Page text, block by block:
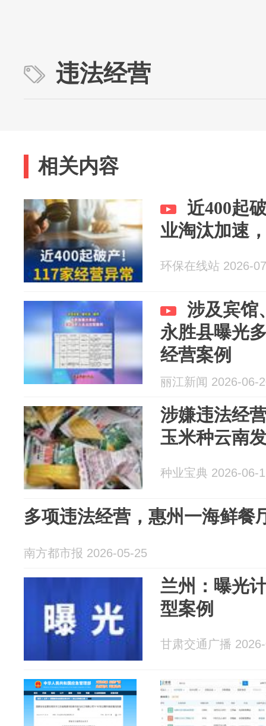
违法经营
相关内容
近400起
业淘汰加速
环保在线站 2026-
涉及宾馆
永胜县曝光
经营案例
丽江新闻 2026-06-
涉嫌违法经
玉米种云南
种业宝典 2026-06-
多项违法经营，惠州一海鲜餐
南方都市报 2026-05-25
兰州：曝光
型案例
甘肃交通广播